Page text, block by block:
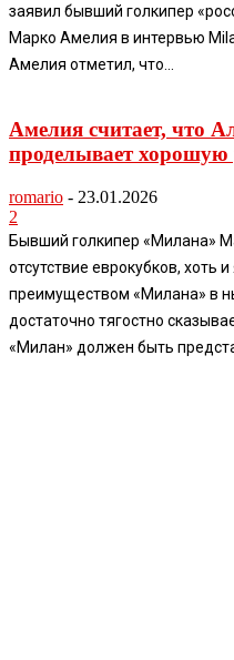
заявил бывший голкипер
Марко Амелия в интервью
Амелия отметил, что...
Амелия считает, что
проделывает хорошую
romario - 23.01.2026
2
Бывший голкипер «Милана»
отсутствие еврокубков, хоть
преимуществом «Милана» в
достаточно тягостно
«Милан» должен быть